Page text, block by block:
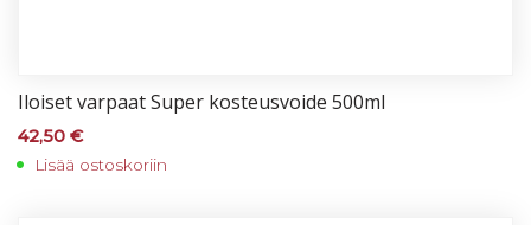
Iloi­set var­paat Su­per kos­teus­voi­de 500ml
42,50 €
Lisää ostoskoriin